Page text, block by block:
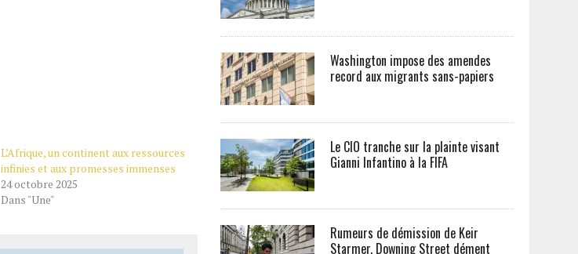
L’Afrique, un continent aux ressources
infinies et aux promesses immenses
24 octobre 2025
Dans "Une"
Washington impose des amendes
record aux migrants sans-papiers
Le CIO tranche sur la plainte visant
Gianni Infantino à la FIFA
Rumeurs de démission de Keir
Starmer, Downing Street dément